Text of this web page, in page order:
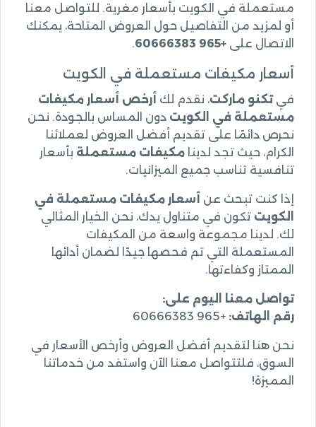
مستعملةفي الكويت بأسعار مغرية. للتواصل معنا
أو لمزيد من التفاصيل حول العروض المتاحة، يمكنك
الاتصال على+965 60666383
.
أسعار مكيفات مستعملة في الكويت
تكنو ماركت، نقدم لك أرخص أسعار مكيفات
مستعملة في الكويتدون المساس بالجودة. نحن
نحرص دائمًا على تقديم أفضل العروض لعملائنا
الكرام، حيث تجد لدينامكيفات مستعملةبأسعار
تنافسية تناسب جميع الميزانيات.
إذا كنت تبحث عن أسعار مكيفات مستعملة في
الكويتتكون في متناول يدك، نحن الخيار المثالي
لك. لدينا مجموعة واسعة من المكيفات
المستعملة التي تم فحصها جيدًا لضمان أدائها
الممتاز وكفاءتها.
تواصل معنا اليوم على:
رقم الهاتف:+965 60666383
نحن هنا لتقديم أفضل العروض وأرخص الأسعار في
السوق، فلتتواصل معنا الآن واستفد من خدماتنا
المميزة!